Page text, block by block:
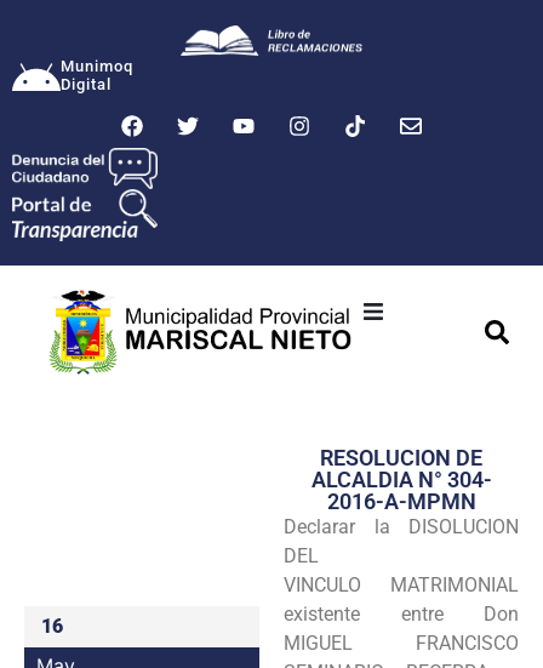
Munimoq
Digital
Transparencia
Seguridad
Programas
Intranet
16
RESOLUCION DE
ALCALDIA N° 304-
2016-A-MPMN
Declarar la DISOLUCION
DEL
VINCULO MATRIMONIAL
existente entre Don
MIGUEL FRANCISCO